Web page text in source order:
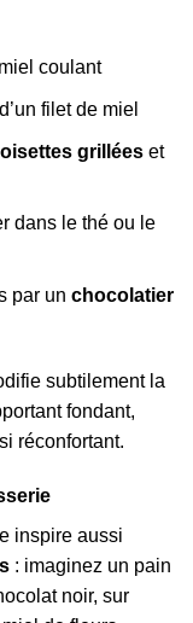
coulant
filet de miel
grilléeset
dans le thé ou le
par un chocolatier
subtilement la
fondant,
réconfortant.
inspire aussi
: imaginez un pain
noir, sur